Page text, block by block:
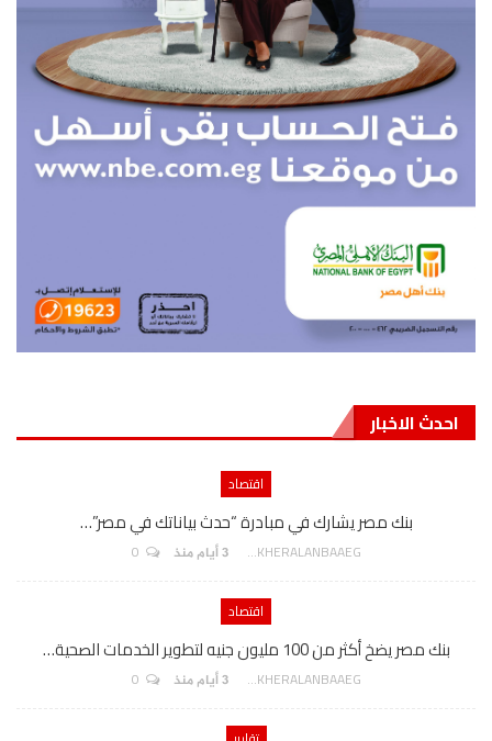
احدث الاخبار
اقتصاد
بنك مصر يشارك في مبادرة “حدث بياناتك في مصر”…
AKHERALANBAAEG 3 أيام منذ
اقتصاد
بنك مصر يضخ أكثر من 100 مليون جنيه لتطوير الخدمات الصحية…
AKHERALANBAAEG 3 أيام منذ